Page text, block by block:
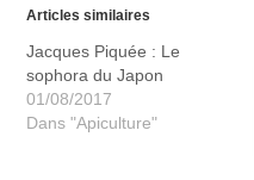
Articles similaires
Jacques Piquée : Le
sophora du Japon
01/08/2017
Dans "Apiculture"